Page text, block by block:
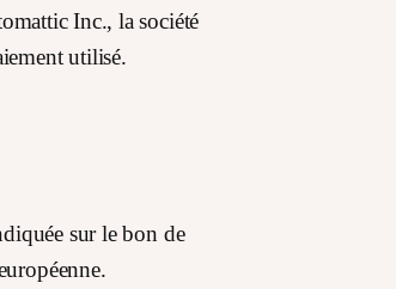
Inc., la société
utilisé.
sur le bon de